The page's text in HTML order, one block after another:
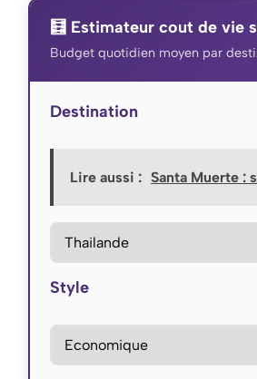
🧮 Estimateur cout de vie
Budget quotidien moyen par
Destination
Lire aussi : Santa Muerte :
Style